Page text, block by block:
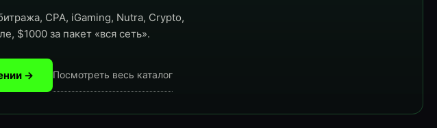
CPA, iGaming, Nutra, Crypto,
$1000 за пакет «вся сеть».
→ Посмотреть весь каталог